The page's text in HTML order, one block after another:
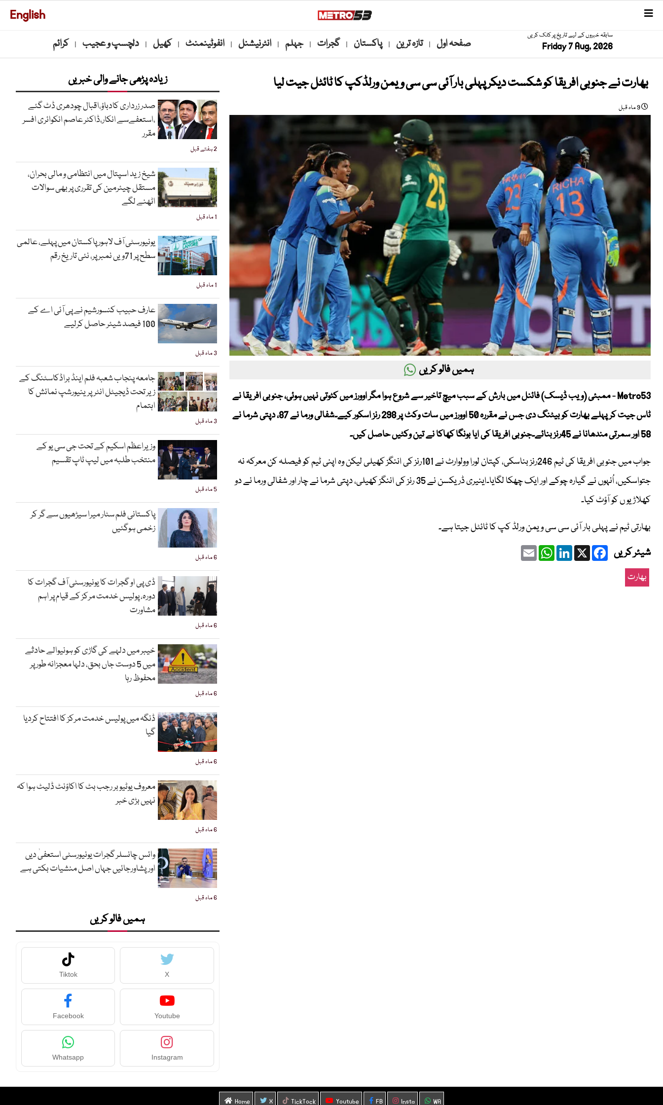
English
سابقہ خبروں کے لیے تاریخ پر کلک کریں
Friday 7 Aug, 2026 صفحہ اول | تازہ ترین | پاکستان | گجرات | جہلم | انٹرنیشنل | انفوٹینمنٹ | کھیل | دلچسپ و عجیب | کرائم
بھارت نے جنوبی افریقا کو شکست دیکر پہلی بار آئی سی سی ویمن ورلڈکپ کا ٹائٹل جیت لیا
9 ماہ قبل
ہمیں فالو کریں
Metro53 - ممبئی (ویب ڈیسک) فائنل میں بارش کے سبب میچ تاخیر سے شروع ہوا مگر اوورز میں کٹوتی نہیں ہوئی، جنوبی افریقا نے
ٹاس جیت کر پہلے بھارت کو بیٹنگ دی جس نے مقررہ 50 اوورز میں سات وکٹ پر 298 رنز اسکور کیے۔شفالی ورما نے 87، دپتی شرما نے
58 اور سمرتی مندھانا نے 45رنز بنائے۔جنوبی افریقا کی ایا بونگا کھاکا نے تین وکٹیں حاصل کیں۔
جواب میں جنوبی افریقا کی ٹیم 246رنز بناسکی، کپتان لورا وولوارٹ نے 101رنز کی اننگز کھیلی لیکن وہ اپنی ٹیم کو فیصلہ کن معرکہ نہ
جتواسکیں، اُنہوں نے گیارہ چوکے اور ایک چھکا لگایا۔اینیری ڈریکسن نے 35 رنز کی اننگز کھیلی، دپتی شرما نے چار اور شفالی ورما نے دو
کھلاڑیو ں کو آؤٹ کیا۔
بھارتی ٹیم نے پہلی بار آئی سی سی ویمن ورلڈ کپ کا ٹائٹل جیتا ہے۔
شیئر کریں Facebook
X
LinkedIn
WhatsApp
Email
بھارت
زیادہ پڑھی جانے والی خبریں
2 ہفتے قبل
صدر زرداری کادباؤ،اقبال چودھری ڈٹ گئے
،استعفےسے انکار،ڈاکٹر عاصم انکوائری افسر
مقرر
1 ماہ قبل
شیخ زید اسپتال میں انتظامی و مالی بحران،
مستقل چیئرمین کی تقرری پر بھی سوالات
اٹھنے لگے
1 ماہ قبل
یونیورسٹی آف لاہور پاکستان میں پہلے، عالمی
سطح پر 71ویں نمبر پر، نئی تاریخ رقم
3 ماہ قبل
عارف حبیب کنسورشیم نے پی آئی اے کے
100 فیصد شیئر حاصل کرلیے
3 ماہ قبل
جامعہ پنجاب شعبہ فلم اینڈ براڈکاسٹنگ کے
زیر تحت ڈیجیٹل انٹرپرینیورشپ نمائش کا
اہتمام
5 ماہ قبل
وزیراعظم اسکیم کے تحت جی سی یو کے
منتخب طلبہ میں لیپ ٹاپ تقسیم
6 ماہ قبل
پاکستانی فلم سٹار میرا سیڑھیوں سے گر کر
زخمی ہوگئیں
6 ماہ قبل
ڈی پی او گجرات کا یونیورسٹی آف گجرات کا
دورہ، پولیس خدمت مرکز کے قیام پر اہم
مشاورت
6 ماہ قبل
خیبر میں دلہے کی گاڑی کو ہونیوالے حادثے
میں 5 دوست جاں بحق، دلہا معجزانہ طور پر
محفوظ رہا
6 ماہ قبل
ڈنگہ میں پولیس خدمت مرکز کا افتتاح کردیا
گیا
6 ماہ قبل
معروف یوٹیوبر رجب بٹ کا اکاؤنٹ ڈلیٹ ہوا کہ
نہیں بڑی خبر
6 ماہ قبل
وائس چانسلر گجرات یونیورسٹی استعفیٰ دیں
اورپشاورجائیں جہاں اصل منشیات بکتی ہے
ہمیں فالو کریں
X
Tiktok
Youtube
Facebook
Instagram
Whatsapp
Home X TickTock Youtube FB Insta WA